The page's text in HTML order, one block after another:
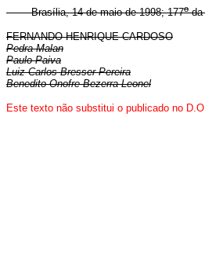
Brasília, 14 de maio de 1998; 177oda
FERNANDO HENRIQUE CARDOSO
Pedra Malan
Paulo Paiva
Luiz Carlos Bresser Pereira
Benedito Onofre Bezerra Leonel
Este texto não substitui o publicado no